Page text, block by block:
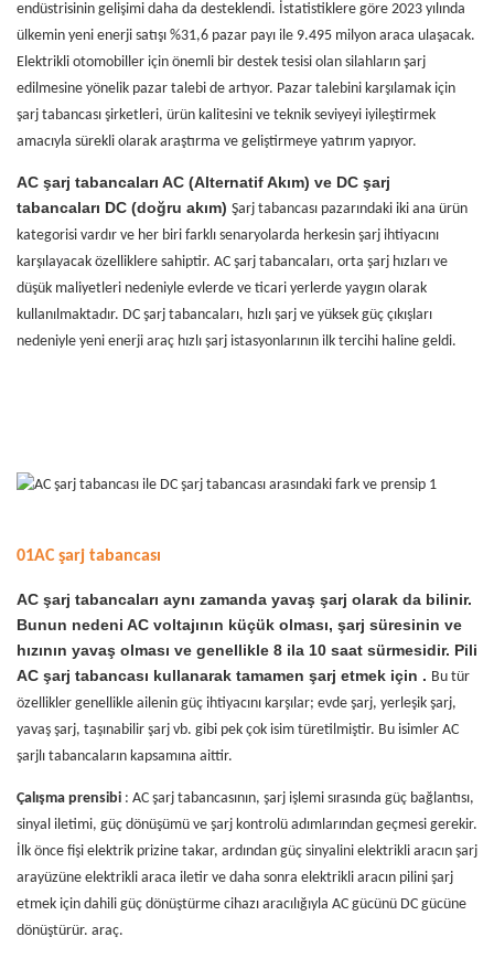
endüstrisinin gelişimi daha da desteklendi. İstatistiklere göre 2023 yılında
ülkemin yeni enerji satışı %31,6 pazar payı ile 9.495 milyon araca ulaşacak.
Elektrikli otomobiller için önemli bir destek tesisi olan silahların şarj
edilmesine yönelik pazar talebi de artıyor. Pazar talebini karşılamak için
şarj tabancası şirketleri, ürün kalitesini ve teknik seviyeyi iyileştirmek
amacıyla sürekli olarak araştırma ve geliştirmeye yatırım yapıyor.
AC şarj tabancaları AC (Alternatif Akım) ve DC şarj
tabancaları DC (doğru akım) Şarj tabancası pazarındaki iki ana ürün
kategorisi vardır ve her biri farklı senaryolarda herkesin şarj ihtiyacını
karşılayacak özelliklere sahiptir. AC şarj tabancaları, orta şarj hızları ve
düşük maliyetleri nedeniyle evlerde ve ticari yerlerde yaygın olarak
kullanılmaktadır. DC şarj tabancaları, hızlı şarj ve yüksek güç çıkışları
nedeniyle yeni enerji araç hızlı şarj istasyonlarının ilk tercihi haline geldi.
01AC şarj tabancası
AC şarj tabancaları aynı zamanda yavaş şarj olarak da bilinir.
Bunun nedeni AC voltajının küçük olması, şarj süresinin ve
hızının yavaş olması ve genellikle 8 ila 10 saat sürmesidir. Pili
AC şarj tabancası kullanarak tamamen şarj etmek için . Bu tür
özellikler genellikle ailenin güç ihtiyacını karşılar; evde şarj, yerleşik şarj,
yavaş şarj, taşınabilir şarj vb. gibi pek çok isim türetilmiştir. Bu isimler AC
şarjlı tabancaların kapsamına aittir.
Çalışma prensibi : AC şarj tabancasının, şarj işlemi sırasında güç bağlantısı,
sinyal iletimi, güç dönüşümü ve şarj kontrolü adımlarından geçmesi gerekir.
İlk önce fişi elektrik prizine takar, ardından güç sinyalini elektrikli aracın şarj
arayüzüne elektrikli araca iletir ve daha sonra elektrikli aracın pilini şarj
etmek için dahili güç dönüştürme cihazı aracılığıyla AC gücünü DC gücüne
dönüştürür. araç.